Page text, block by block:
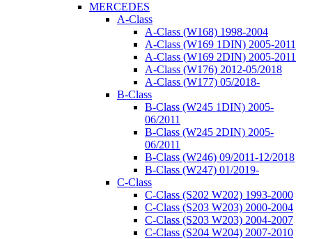
MERCEDES
A-Class
A-Class (W168) 1998-2004
A-Class (W169 1DIN) 2005-2011
A-Class (W169 2DIN) 2005-2011
A-Class (W176) 2012-05/2018
A-Class (W177) 05/2018-
B-Class
B-Class (W245 1DIN) 2005-
06/2011
B-Class (W245 2DIN) 2005-
06/2011
B-Class (W246) 09/2011-12/2018
B-Class (W247) 01/2019-
C-Class
C-Class (S202 W202) 1993-2000
C-Class (S203 W203) 2000-2004
C-Class (S203 W203) 2004-2007
C-Class (S204 W204) 2007-2010